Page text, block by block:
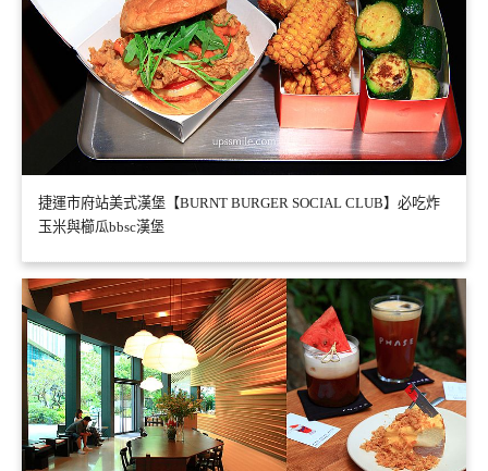
捷運市府站美式漢堡【BURNT BURGER SOCIAL CLUB】必吃炸
玉米與櫛瓜bbsc漢堡